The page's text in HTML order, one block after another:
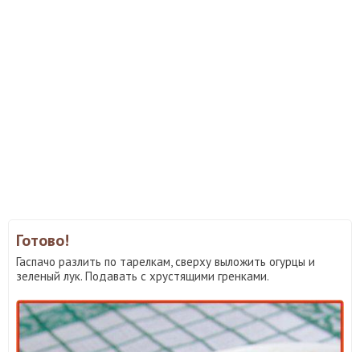
Готово!
Гаспачо разлить по тарелкам, сверху выложить огурцы и
зеленый лук. Подавать с хрустящими гренками.